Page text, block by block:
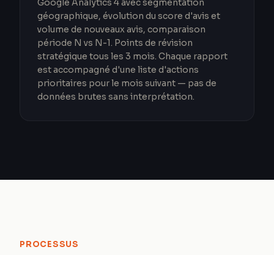
Google Analytics 4 avec segmentation
géographique, évolution du score d'avis et
volume de nouveaux avis, comparaison
période N vs N-1. Points de révision
stratégique tous les 3 mois. Chaque rapport
est accompagné d'une liste d'actions
prioritaires pour le mois suivant — pas de
données brutes sans interprétation.
PROCESSUS